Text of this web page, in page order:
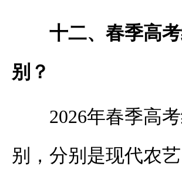
十二、春季高
别？
2026年春季高
别，分别是现代农